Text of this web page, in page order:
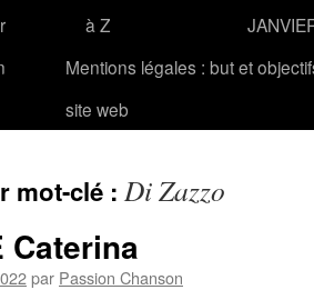
à Z
Mentions légales : but et
site web
mot-clé : Di Zazzo
Caterina
par Passion Chanson